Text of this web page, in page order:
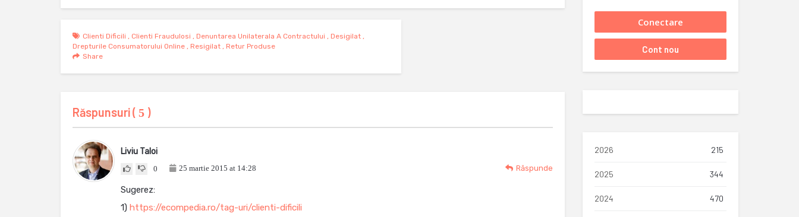
Clienti Dificili , Clienti Fraudulosi , Denuntarea Unilaterala A Contractului , Desigilat ,
Drepturile Consumatorului Online , Resigilat , Retur Produse
Share
Răspunsuri ( 5 )
Liviu Taloi
0 25 martie 2015 at 14:28 Răspunde
Sugerez:
1) https://ecompedia.ro/tag-uri/clienti-dificili
2026 215
2025 344
2024 470